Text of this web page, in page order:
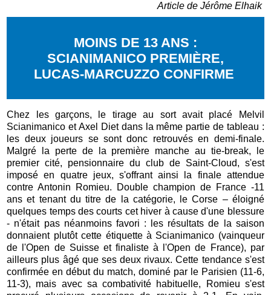
Article de Jérôme Elhaik
MOINS DE 13 ANS :
SCIANIMANICO PREMIÈRE,
LUCAS-MARCUZZO CONFIRME
Chez les garçons, le tirage au sort avait placé Melvil
Scianimanico et Axel Diet dans la même partie de tableau :
les deux joueurs se sont donc retrouvés en demi-finale.
Malgré la perte de la première manche au tie-break, le
premier cité, pensionnaire du club de Saint-Cloud, s'est
imposé en quatre jeux, s'offrant ainsi la finale attendue
contre Antonin Romieu. Double champion de France -11
ans et tenant du titre de la catégorie, le Corse – éloigné
quelques temps des courts cet hiver à cause d'une blessure
- n'était pas néanmoins favori : les résultats de la saison
donnaient plutôt cette étiquette à Scianimanico (vainqueur
de l'Open de Suisse et finaliste à l'Open de France), par
ailleurs plus âgé que ses deux rivaux. Cette tendance s'est
confirmée en début du match, dominé par le Parisien (11-6,
11-3), mais avec sa combativité habituelle, Romieu s'est